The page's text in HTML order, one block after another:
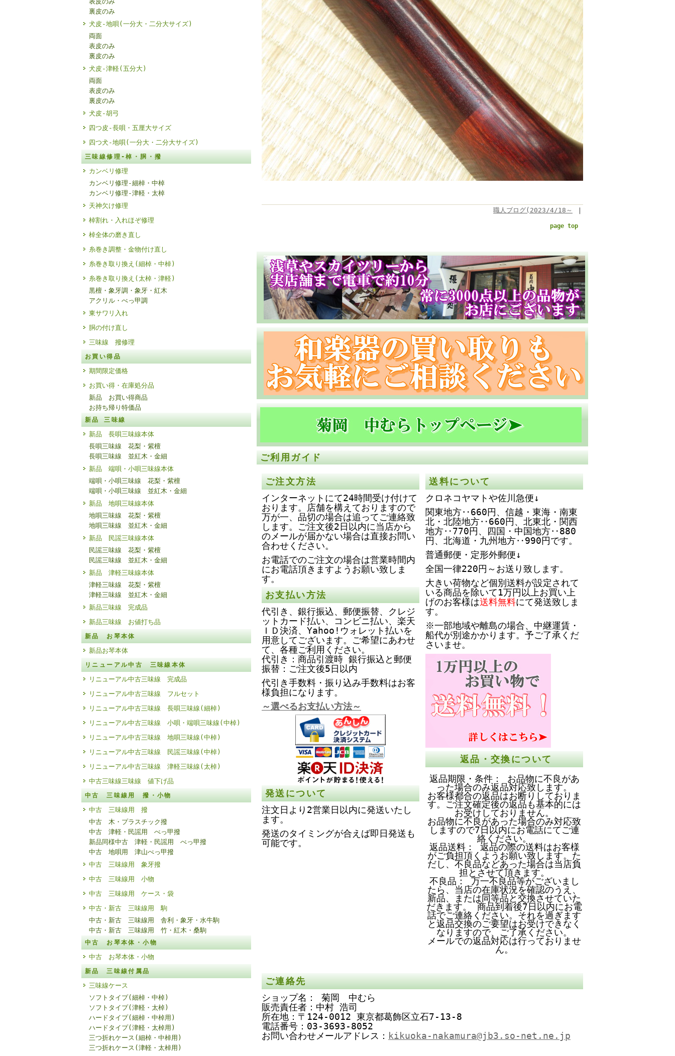
裏皮のみ
犬皮-地唄(一分大・二分大サイズ)
両面
表皮のみ
裏皮のみ
犬皮-津軽(五分大)
両面
表皮のみ
裏皮のみ
犬皮-胡弓
四つ皮-長唄・五厘大サイズ
四つ犬-地唄(一分大・二分大サイズ)
三味線修理-棹・胴・撥
カンベリ修理
カンベリ修理-細棹・中棹
カンベリ修理-津軽・太棹
天神欠け修理
棹割れ・入れほぞ修理
棹全体の磨き直し
糸巻き調整・金物付け直し
糸巻き取り換え(細棹・中棹)
糸巻き取り換え(太棹・津軽)
黒檀・象牙調・象牙・紅木
アクリル・べっ甲調
東サワリ入れ
胴の付け直し
三味線 撥修理
お買い得品
期間限定価格
お買い得・在庫処分品
新品 お買い得商品
お持ち帰り特価品
新品 三味線
新品 長唄三味線本体
長唄三味線 花梨・紫檀
長唄三味線 並紅木・金細
新品 端唄・小唄三味線本体
端唄・小唄三味線 花梨・紫檀
端唄・小唄三味線 並紅木・金細
新品 地唄三味線本体
地唄三味線 花梨・紫檀
地唄三味線 並紅木・金細
新品 民謡三味線本体
民謡三味線 花梨・紫檀
民謡三味線 並紅木・金細
新品 津軽三味線本体
津軽三味線 花梨・紫檀
津軽三味線 並紅木・金細
新品三味線 完成品
新品三味線 お値打ち品
新品 お琴本体
新品お琴本体
リニューアル中古 三味線本体
リニューアル中古三味線 完成品
リニューアル中古三味線 フルセット
リニューアル中古三味線 長唄三味線(細棹)
リニューアル中古三味線 小唄・端唄三味線(中棹)
リニューアル中古三味線 地唄三味線(中棹)
リニューアル中古三味線 民謡三味線(中棹)
リニューアル中古三味線 津軽三味線(太棹)
中古三味線三味線 値下げ品
中古 三味線用 撥・小物
中古 三味線用 撥
中古 木・プラスチック撥
中古 津軽・民謡用 べっ甲撥
新品同様中古 津軽・民謡用 べっ甲撥
中古 地唄用 津山べっ甲撥
中古 三味線用 象牙撥
中古 三味線用 小物
中古 三味線用 ケース・袋
中古・新古 三味線用 駒
中古・新古 三味線用 舎利・象牙・水牛駒
中古・新古 三味線用 竹・紅木・桑駒
中古 お琴本体・小物
中古 お琴本体・小物
新品 三味線付属品
三味線ケース
ソフトタイプ(細棹・中棹)
ソフトタイプ(津軽・太棹)
ハードタイプ(細棹・中棹用)
ハードタイプ(津軽・太棹用)
三つ折れケース(細棹・中棹用)
三つ折れケース(津軽・太棹用)
職人ブログ(2023/4/18～ ｜
page top
ご利用ガイド
ご注文方法
インターネットにて24時間受け付けて
おります。店舗を構えておりますので
万が一、品切の場合は追ってご連絡致
します。ご注文後2日以内に当店から
のメールが届かない場合は直接お問い
合わせください。
お電話でのご注文の場合は営業時間内
にお電話頂きますようお願い致しま
す。
お支払い方法
代引き、銀行振込、郵便振替、クレジ
ットカード払い、コンビニ払い、楽天
ＩＤ決済、Yahoo!ウォレット払いを
用意してございます。ご希望にあわせ
て、各種ご利用ください。
代引き：商品引渡時 銀行振込と郵便
振替：ご注文後5日以内
代引き手数料・振り込み手数料はお客
様負担になります。
～選べるお支払い方法～
発送について
注文日より2営業日以内に発送いたし
ます。
発送のタイミングが合えば即日発送も
可能です。
送料について
クロネコヤマトや佐川急便↓
関東地方‥660円、信越・東海・南東
北・北陸地方‥660円、北東北・関西
地方‥770円、四国・中国地方‥880
円、北海道・九州地方‥990円です。
普通郵便・定形外郵便↓
全国一律220円～お送り致します。
大きい荷物など個別送料が設定されて
いる商品を除いて1万円以上お買い上
げのお客様は送料無料にて発送致しま
す。
※一部地域や離島の場合、中継運賃・
船代が別途かかります。予ご了承くだ
さいませ。
返品・交換について
返品期限・条件： お品物に不良があ
った場合のみ返品対応致します。
お客様都合の返品はお断りしておりま
す。ご注文確定後の返品も基本的には
お受けしておりません。
お品物に不良があった場合のみ対応致
しますので7日以内にお電話にてご連
絡ください。
返品送料： 返品の際の送料はお客様
がご負担頂くようお願い致します。た
だし、不良品などあった場合は当店負
担とさせて頂きます。
不良品： 万一不良品等がございまし
たら、当店の在庫状況を確認のうえ、
新品、または同等品と交換させていた
だきます。 商品到着後7日以内にお電
話でご連絡ください。それを過ぎます
と返品交換のご要望はお受けできなく
なりますので、ご了承ください。
メールでの返品対応は行っておりませ
ん。
ご連絡先
ショップ名： 菊岡 中むら
販売責任者：中村 浩司
所在地：〒124-0012 東京都葛飾区立石7-13-8
電話番号：03-3693-8052
お問い合わせメールアドレス： kikuoka-nakamura@jb3.so-net.ne.jp